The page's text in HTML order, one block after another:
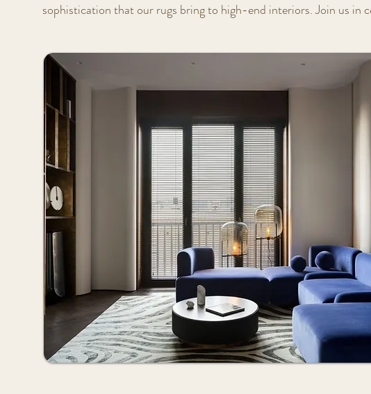
sophistication that our rugs bring to high-end interiors. Join us in